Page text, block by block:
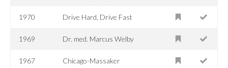
1970 Drive Hard, Drive Fast
1969 Dr. med. Marcus Welby
1967 Chicago-Massaker